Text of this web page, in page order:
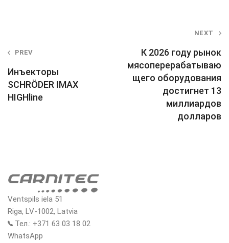
navigation
PREV
Инъекторы
SCHRÖDER IMAX
HIGHline
NEXT
К 2026 году рынок
мясоперерабатываю
щего оборудования
достигнет 13
миллиардов
долларов
Ventspils iela 51
Riga, LV-1002, Latvia
Тел.: +371 63 03 18 02
WhatsApp